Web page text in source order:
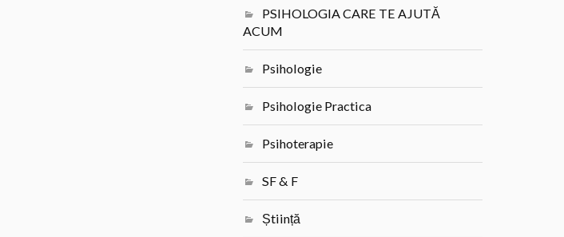
PSIHOLOGIA CARE TE AJUTĂ
ACUM
Psihologie
Psihologie Practica
Psihoterapie
SF & F
Știință